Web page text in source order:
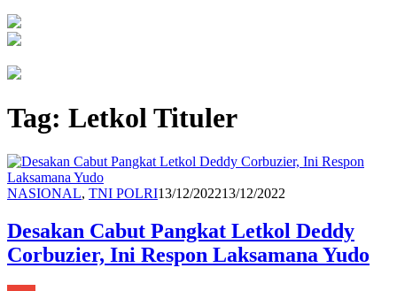
Tag: Letkol Tituler
NASIONAL, TNI POLRIRedaksi
13/12/202213/12/2022
Desakan Cabut Pangkat Letkol Deddy
Corbuzier, Ini Respon Laksamana Yudo